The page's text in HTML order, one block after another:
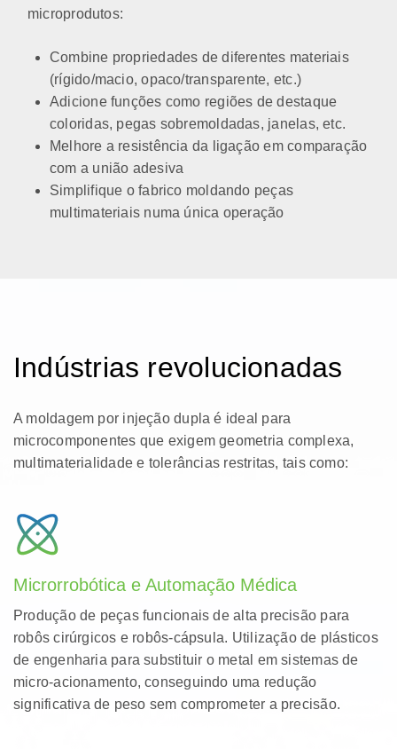
microprodutos:
Combine propriedades de diferentes materiais
(rígido/macio, opaco/transparente, etc.)
Adicione funções como regiões de destaque
coloridas, pegas sobremoldadas, janelas, etc.
Melhore a resistência da ligação em comparação
com a união adesiva
Simplifique o fabrico moldando peças
multimateriais numa única operação
Indústrias revolucionadas
A moldagem por injeção dupla é ideal para
microcomponentes que exigem geometria complexa,
multimaterialidade e tolerâncias restritas, tais como:
Microrrobótica e Automação Médica
Produção de peças funcionais de alta precisão para
robôs cirúrgicos e robôs-cápsula. Utilização de plásticos
de engenharia para substituir o metal em sistemas de
micro-acionamento, conseguindo uma redução
significativa de peso sem comprometer a precisão.